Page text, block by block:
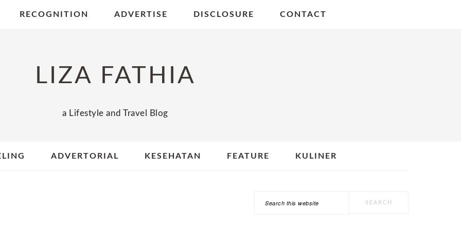
RECOGNITION ADVERTISE DISCLOSURE CONTACT
LIZA FATHIA
a Lifestyle and Travel Blog
ADVERTORIAL KESEHATAN FEATURE KULINER
PRIMARY
Search